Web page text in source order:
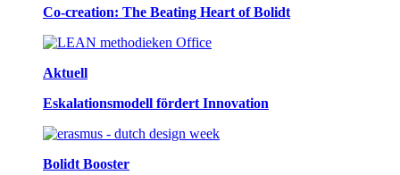
Co-creation: The Beating Heart of Bolidt
Aktuell
Eskalationsmodell fördert Innovation
Bolidt Booster